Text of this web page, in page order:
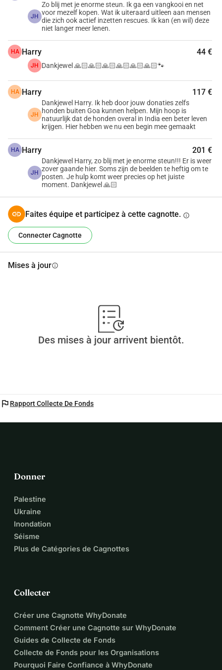
JH
Zo blij met je enorme steun. Ik ga een vangkooi en net
voor mezelf kopen. Wat ik uiteraard uitleen aan mensen
die zich ook actief inzetten rescues. Ik kan (en wil) deze
niet langer meer lenen.
HA Harry 44 €
JH Dankjewel 🙏🏻🙏🏻🙏🏻🙏🏻🙏🏻🙏🏻🐾
HA Harry 117 €
JH
Dankjewel Harry. Ik heb door jouw donaties zelfs
honden buiten Goa kunnen helpen. Mijn hoop is
natuurlijk dat de honden overal in India een beter leven
krijgen. Hier hebben we nu een begin mee gemaakt
HA Harry 201 €
JH
Dankjewel Harry, zo blij met je enorme steun!!! Er is weer
zover gaande hier. Soms zijn de beelden te heftig om te
posten. Je hulp komt weer precies op het juiste
moment. Dankjewel 🙏🏻
Faites équipe et participez à cette cagnotte. info
Connecter Cagnotte
Mises à jourinfo
Des mises à jour arrivent bientôt.
flag Rapport Collecte De Fonds
Donner
Palestine
Ukraine
Inondation
Séisme
Plus de Catégories de Cagnottes
Collecter
Créer une Cagnotte WhyDonate
Comment Créer une Cagnotte sur WhyDonate
Guides de Collecte de Fonds
Collecte de Fonds pour les Organisations
Pourquoi Faire Confiance à WhyDonate